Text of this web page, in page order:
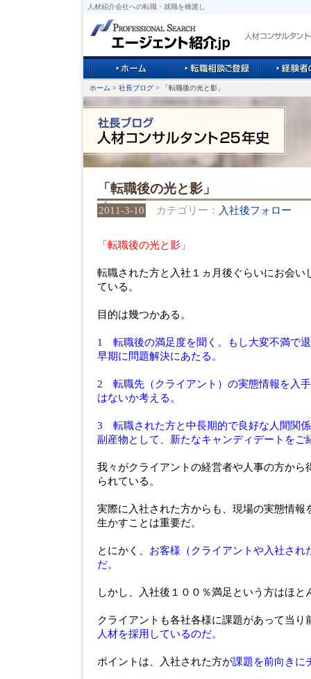
人材紹介会社への転職・就職を橋渡し
ホーム > 社長ブログ > 「転職後の光と影」
「転職後の光と影」
2011-3-10 カテゴリー： 入社後フォロー
「転職後の光と影」
転職された方と入社１ヵ月後ぐらいにお会い
ている。
目的は幾つかある。
1
転職後の満足度を聞く。もし大変不満で
早期に問題解決にあたる。
2 転職先（クライアント）の実態情報を入
はないか考える。
3 転職された方と中長期的で良好な人間関
副産物として、新たなキャンディデートをご
我々がクライアントの経営者や人事の方から
られている。
実際に入社された方からも、現場の実態情報
生かすことは重要だ。
とにかく、 お客様（クライアントや入社され
だ。
しかし、入社後１００％満足という方はほと
クライアントも各社各様に課題があって当り
人材を採用しているのだ。
ポイントは、入社された方が課題を前向きに